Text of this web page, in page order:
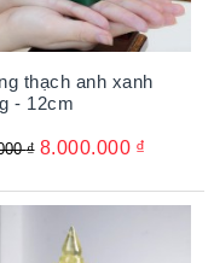
thạch anh xanh
- 12cm
₫ 8.000.000 ₫